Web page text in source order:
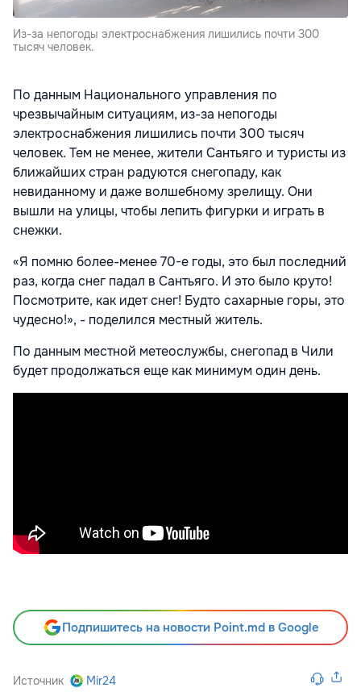
Из-за непогоды электроснабжения лишились почти 300
тысяч человек.
По данным Национального управления по
чрезвычайным ситуациям, из-за непогоды
электроснабжения лишились почти 300 тысяч
человек. Тем не менее, жители Сантьяго и туристы из
ближайших стран радуются снегопаду, как
невиданному и даже волшебному зрелищу. Они
вышли на улицы, чтобы лепить фигурки и играть в
снежки.
«Я помню более-менее 70-е годы, это был последний
раз, когда снег падал в Сантьяго. И это было круто!
Посмотрите, как идет снег! Будто сахарные горы, это
чудесно!», - поделился местный житель.
По данным местной метеослужбы, снегопад в Чили
будет продолжаться еще как минимум один день.
Подпишитесь на новости Point.md в Google
Источник Mir24